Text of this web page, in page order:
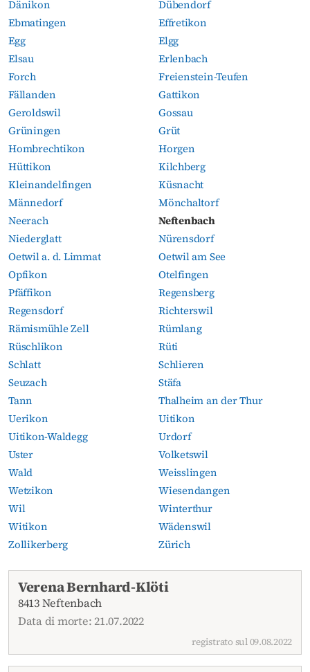
Dänikon
Dübendorf
Ebmatingen
Effretikon
Egg
Elgg
Elsau
Erlenbach
Forch
Freienstein-Teufen
Fällanden
Gattikon
Geroldswil
Gossau
Grüningen
Grüt
Hombrechtikon
Horgen
Hüttikon
Kilchberg
Kleinandelfingen
Küsnacht
Männedorf
Mönchaltorf
Neerach
Neftenbach
Niederglatt
Nürensdorf
Oetwil a. d. Limmat
Oetwil am See
Opfikon
Otelfingen
Pfäffikon
Regensberg
Regensdorf
Richterswil
Rämismühle Zell
Rümlang
Rüschlikon
Rüti
Schlatt
Schlieren
Seuzach
Stäfa
Tann
Thalheim an der Thur
Uerikon
Uitikon
Uitikon-Waldegg
Urdorf
Uster
Volketswil
Wald
Weisslingen
Wetzikon
Wiesendangen
Wil
Winterthur
Witikon
Wädenswil
Zollikerberg
Zürich
Necrologi attuali
Verena Bernhard-Klöti
8413 Neftenbach
Data di morte: 21.07.2022
registrato sul 09.08.2022